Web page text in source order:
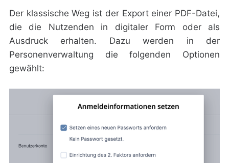
Der klassische Weg ist der Export einer PDF-Datei,
die die Nutzenden in digitaler Form oder als
Ausdruck erhalten. Dazu werden in der
Personenverwaltung die folgenden Optionen
gewählt: